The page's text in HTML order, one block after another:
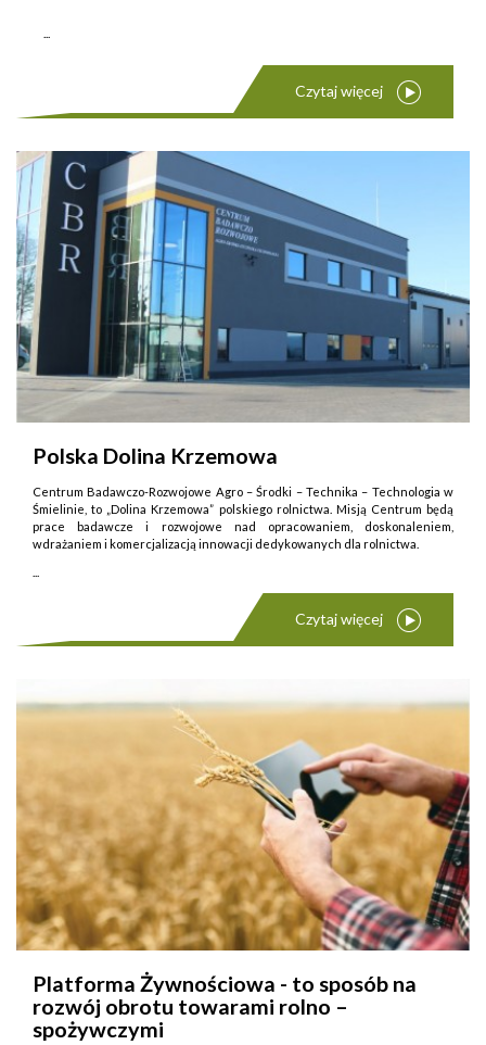
Czytaj więcej
Polska Dolina Krzemowa
Centrum Badawczo-Rozwojowe Agro – Środki – Technika – Technologia w
Śmielinie, to „Dolina Krzemowa” polskiego rolnictwa. Misją Centrum będą
prace badawcze i rozwojowe nad opracowaniem, doskonaleniem,
wdrażaniem i komercjalizacją innowacji dedykowanych dla rolnictwa.
Czytaj więcej
Platforma Żywnościowa - to sposób na
rozwój obrotu towarami rolno –
spożywczymi